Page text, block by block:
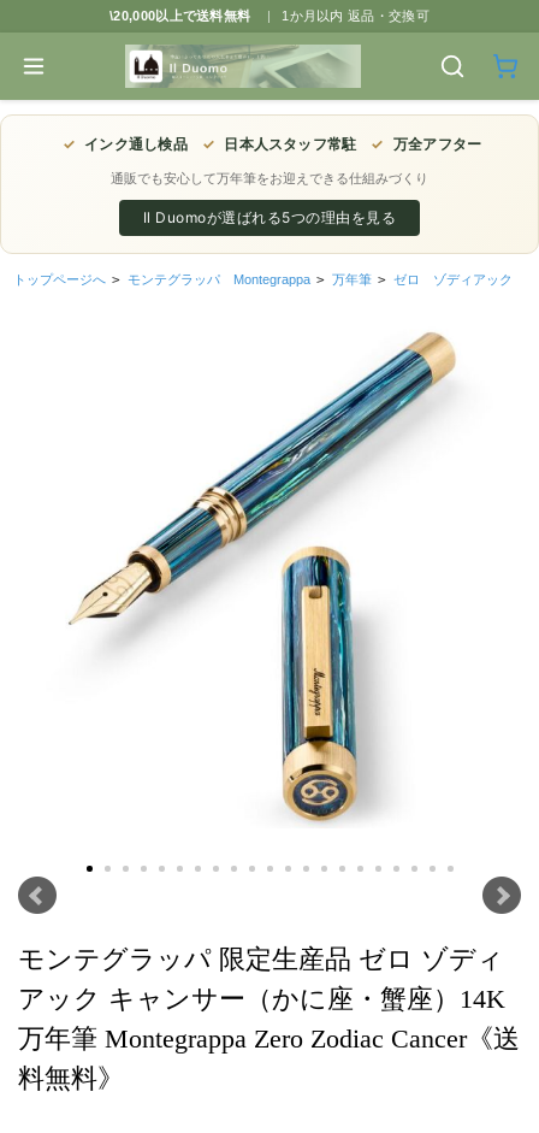
\20,000以上で送料無料 | 1か月以内 返品・交換可
✓ インク通し検品 ✓ 日本人スタッフ常駐 ✓ 万全アフター
通販でも安心して万年筆をお迎えできる仕組みづくり
Il Duomoが選ばれる5つの理由を見る
トップページへ > モンテグラッパ Montegrappa > 万年筆 > ゼロ ゾディアック
モンテグラッパ 限定生産品 ゼロ ゾディ
アック キャンサー（かに座・蟹座）14K
万年筆 Montegrappa Zero Zodiac Cancer《送
料無料》